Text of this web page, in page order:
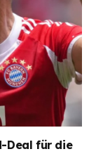
Deal für die